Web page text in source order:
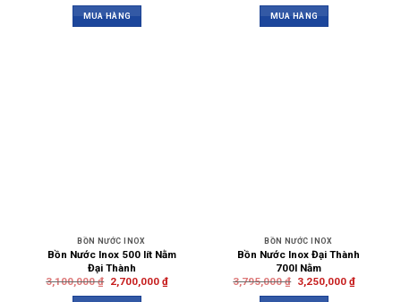
MUA HÀNG MUA HÀNG
BỒN NƯỚC INOX
Bồn Nước Inox 500 lít Nằm
Đại Thành
3,100,000₫ 2,700,000 ₫
BỒN NƯỚC INOX
Bồn Nước Inox Đại Thành
700l Nằm
3,795,000₫ 3,250,000 ₫